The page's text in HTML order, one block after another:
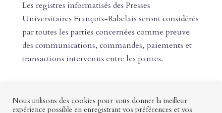
Les registres informatisés des Presses
Universitaires François-Rabelais seront considérés
par toutes les parties concernées comme preuve
des communications, commandes, paiements et
transactions intervenus entre les parties.
Nous utilisons des cookies pour vous donner la meilleur
expérience possible en enregistrant vos préférences et vos